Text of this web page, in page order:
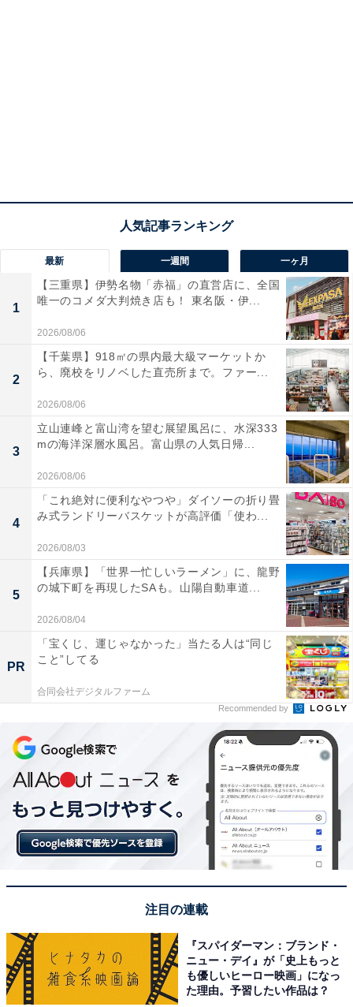
最新 一週間 一ヶ月
1
【三重県】伊勢名物「赤福」の直営店に、全国
唯一のコメダ大判焼き店も！ 東名阪・伊...
2026/08/06
2
【千葉県】918㎡の県内最大級マーケットか
ら、廃校をリノベした直売所まで。ファー...
2026/08/06
3
立山連峰と富山湾を望む展望風呂に、水深333
mの海洋深層水風呂。富山県の人気日帰...
2026/08/06
4
「これ絶対に便利なやつや」ダイソーの折り畳
み式ランドリーバスケットが高評価「使わ...
2026/08/03
5
【兵庫県】「世界一忙しいラーメン」に、龍野
の城下町を再現したSAも。山陽自動車道...
2026/08/04
PR
「宝くじ、運じゃなかった」当たる人は“同じ
こと”してる
合同会社デジタルファーム
Recommended by
注目の連載
『スパイダーマン：ブランド・
ニュー・デイ』が「史上もっと
も優しいヒーロー映画」になっ
た理由。予習したい作品は？